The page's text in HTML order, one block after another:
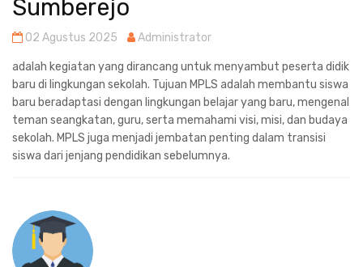
Sumberejo
02 Agustus 2025 Administrator
adalah kegiatan yang dirancang untuk menyambut peserta didik
baru di lingkungan sekolah. Tujuan MPLS adalah membantu siswa
baru beradaptasi dengan lingkungan belajar yang baru, mengenal
teman seangkatan, guru, serta memahami visi, misi, dan budaya
sekolah. MPLS juga menjadi jembatan penting dalam transisi
siswa dari jenjang pendidikan sebelumnya.